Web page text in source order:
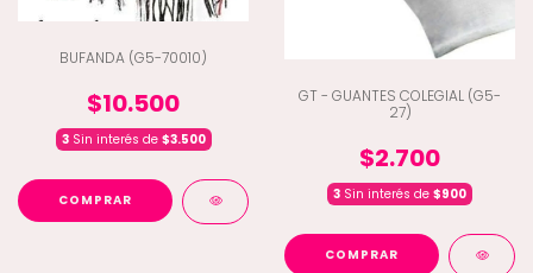
BUFANDA (G5-70010)
$10.500
3Sin interés de $3.500
COMPRAR
GT - GUANTES COLEGIAL (G5-
27)
$2.700
3 Sin interés de $900
COMPRAR